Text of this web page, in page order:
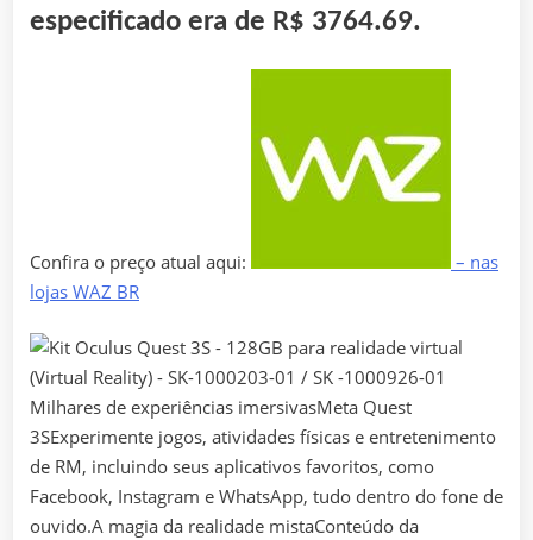
especificado era de R$ 3764.69.
Confira o preço atual aqui:
– nas
lojas WAZ BR
Milhares de experiências imersivasMeta Quest
3SExperimente jogos, atividades físicas e entretenimento
de RM, incluindo seus aplicativos favoritos, como
Facebook, Instagram e WhatsApp, tudo dentro do fone de
ouvido.A magia da realidade mistaConteúdo da